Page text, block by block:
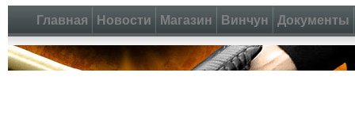
Главная Новости Магазин Винчун Документы